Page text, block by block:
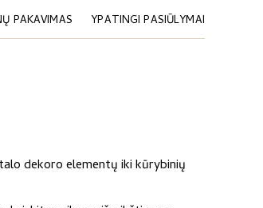
PAKAVIMAS YPATINGI PASIŪLYMAI
dekoro elementų iki kūrybinių